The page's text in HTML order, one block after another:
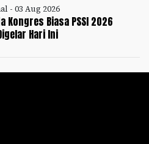
- 03 Aug 2026
Kongres Biasa PSSI 2026
Hari Ini